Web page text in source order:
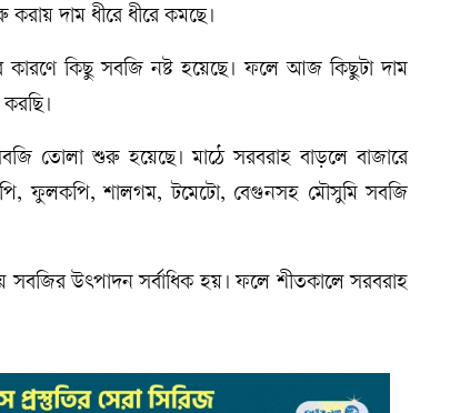
দাম ধীরে ধীরে কমছে।
কারণে কিছু সবজি নষ্ট হয়েছে। ফলে আজ কিছুটা দাম
তোলা শুরু হয়েছে। মাঠে সরবরাহ বাড়লে বাজারে
ফুলকপি, শালগম, টমেটো, বেগুনসহ মৌসুমি সবজি
সবজির উৎপাদন সর্বাধিক হয়। ফলে শীতকালে সরবরাহ